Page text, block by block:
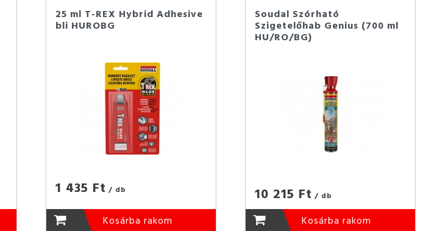
25 ml T-REX Hybrid Adhesive
bli HUROBG
1 435 Ft / db
Kosárba rakom
Soudal Szórható
Szigetelőhab Genius (700 ml
HU/RO/BG)
10 215 Ft / db
Kosárba rakom